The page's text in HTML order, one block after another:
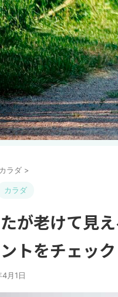
カラダ >
カラダ
が老けて見
トをチェッ
月1日